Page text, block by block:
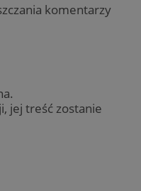
komentarzy
jej treść zostanie